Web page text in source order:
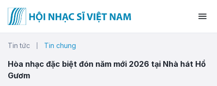
Tin tức Tin chung
Hòa nhạc đặc biệt đón năm mới 2026 tại Nhà hát Hồ
Gươm